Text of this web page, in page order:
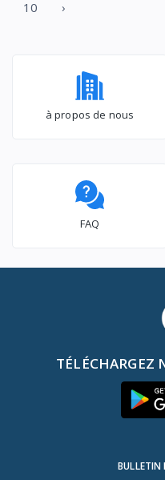
10
›
à propos de nous
FAQ
TÉLÉCHARGEZ